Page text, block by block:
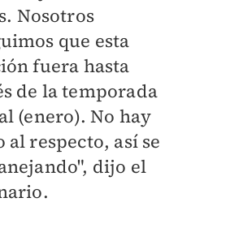
Nosotros
que esta
fuera hasta
de la temporada
(enero). No hay
al respecto, así se
dijo el